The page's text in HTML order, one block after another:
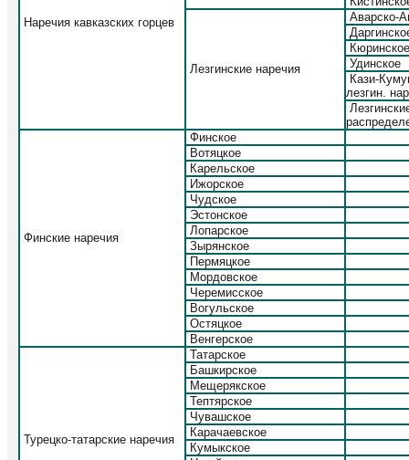
Наречия кавказских горцев
Лезгинские наречия
Аварско-
Кюринское
Удинское
Кази-
лезгин.
Финские наречия
Финское
Вотяцкое
Карельское
Ижорское
Чудское
Эстонское
Лопарское
Зырянское
Пермяцкое
Мордовское
Черемисское
Вогульское
Остяцкое
Венгерское
Турецко-татарские наречия
Татарское
Башкирское
Мещерякское
Тептярское
Чувашское
Карачаевское
Кумыкское